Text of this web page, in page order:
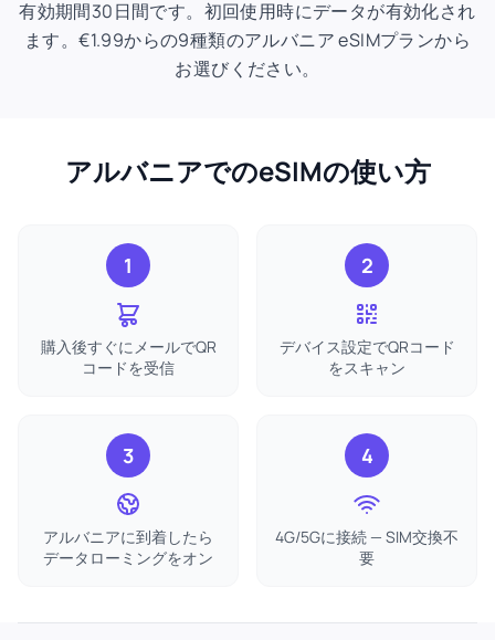
有効期間30日間です。初回使用時にデータが有効化され
ます。€1.99からの9種類のアルバニア eSIMプランから
お選びください。
アルバニアでのeSIMの使い方
1
購入後すぐにメールでQR
コードを受信
2
デバイス設定でQRコード
をスキャン
3
アルバニアに到着したら
データローミングをオン
4
4G/5Gに接続 — SIM交換不
要